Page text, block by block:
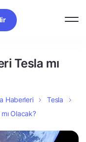
Tesla mı
Haberleri
Tesla
Olacak?